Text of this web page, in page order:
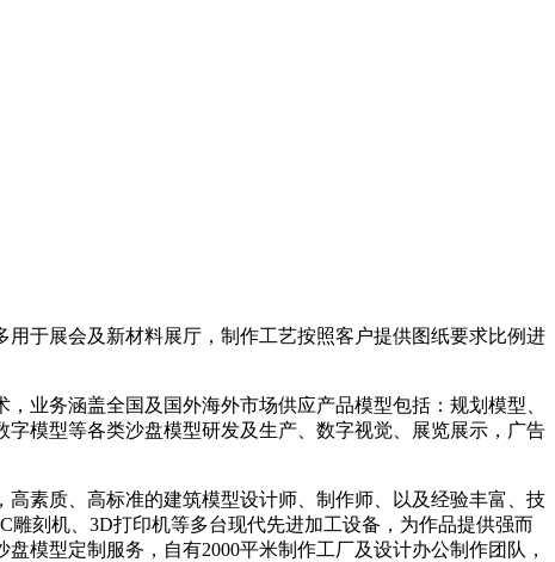
于展会及新材料展厅，制作工艺按照客户提供图纸要求比例进
业务涵盖全国及国外海外市场供应产品模型包括：规划模型、
模型等各类沙盘模型研发及生产、数字视觉、展览展示，广告
素质、高标准的建筑模型设计师、制作师、以及经验丰富、技
刻机、3D打印机等多台现代先进加工设备，为作品提供强而
模型定制服务，自有2000平米制作工厂及设计办公制作团队，